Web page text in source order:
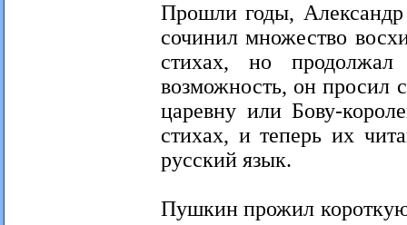
Прошли годы,
сочинил множество
стихах, но
возможность, он просил
царевну или Бову-
стихах, и теперь их
русский язык.
Пушкин прожил короткую